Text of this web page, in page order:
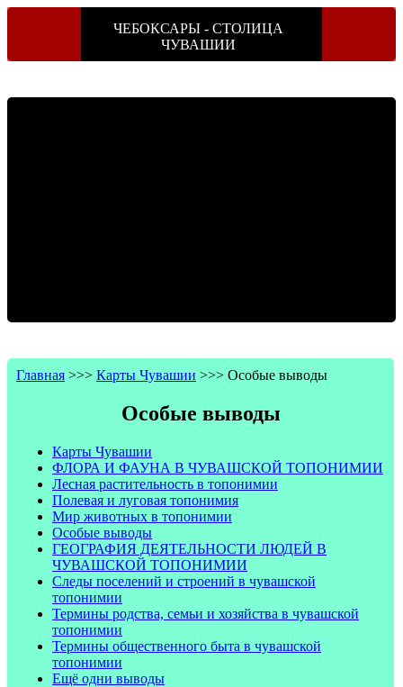
ЧЕБОКСАРЫ - СТОЛИЦА
ЧУВАШИИ
Главная >>> Карты Чувашии >>> Особые выводы
Особые выводы
Карты Чувашии
ФЛОРА И ФАУНА В ЧУВАШСКОЙ ТОПОНИМИИ
Лесная растительность в топонимии
Полевая и луговая топонимия
Мир животных в топонимии
Особые выводы
ГЕОГРАФИЯ ДЕЯТЕЛЬНОСТИ ЛЮДЕЙ В
ЧУВАШСКОЙ ТОПОНИМИИ
Следы поселений и строений в чувашской
топонимии
Термины родства, семьи и хозяйства в чувашской
топонимии
Термины общественного быта в чувашской
топонимии
Ещё одни выводы